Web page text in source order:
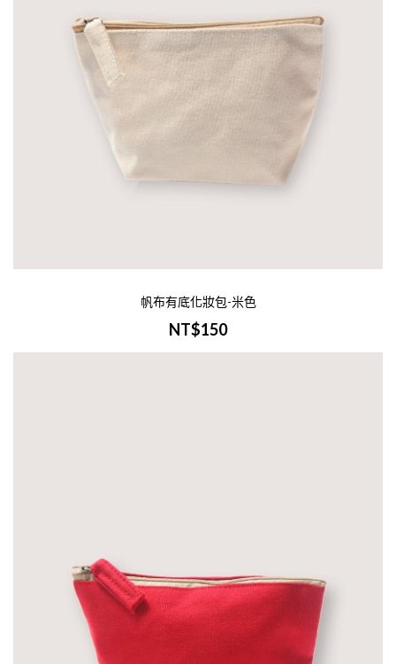
帆布有底化妝包-米色
NT$150